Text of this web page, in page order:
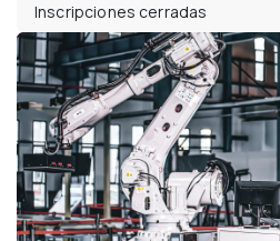
Inscripciones cerradas